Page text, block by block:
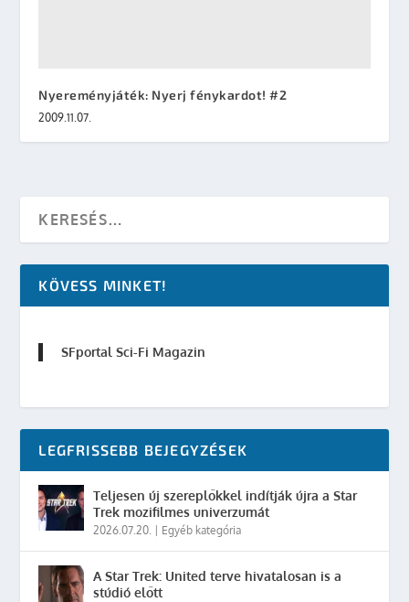
Nyereményjáték: Nyerj fénykardot! #2
2009.11.07.
KÖVESS MINKET!
SFportal Sci-Fi Magazin
LEGFRISSEBB BEJEGYZÉSEK
Teljesen új szereplőkkel indítják újra a Star
Trek mozifilmes univerzumát
2026.07.20. Egyéb kategória
A Star Trek: United terve hivatalosan is a
stúdió előtt